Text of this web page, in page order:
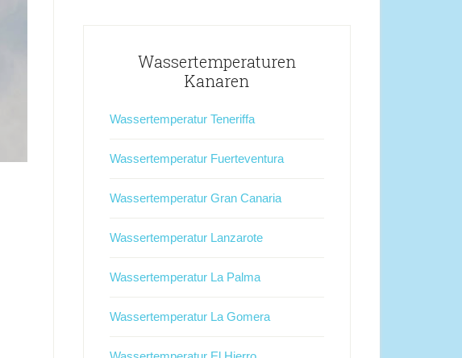
Wassertemperaturen
Kanaren
Wassertemperatur Teneriffa
Wassertemperatur Fuerteventura
Wassertemperatur Gran Canaria
Wassertemperatur Lanzarote
Wassertemperatur La Palma
Wassertemperatur La Gomera